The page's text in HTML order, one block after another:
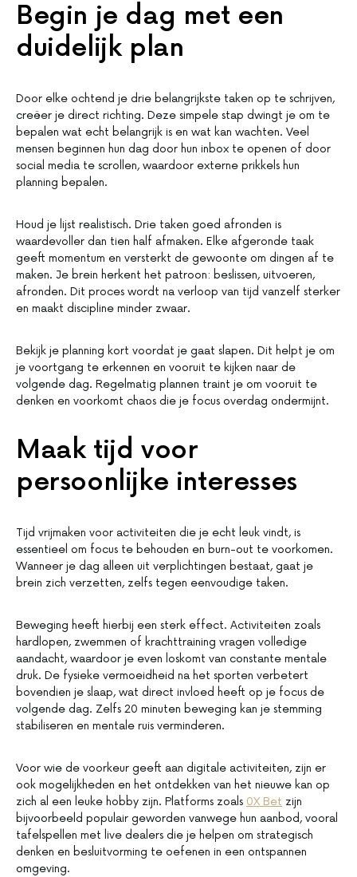
Begin je dag met een
duidelijk plan
Door elke ochtend je drie belangrijkste taken op te schrijven,
creëer je direct richting. Deze simpele stap dwingt je om te
bepalen wat echt belangrijk is en wat kan wachten. Veel
mensen beginnen hun dag door hun inbox te openen of door
social media te scrollen, waardoor externe prikkels hun
planning bepalen.
Houd je lijst realistisch. Drie taken goed afronden is
waardevoller dan tien half afmaken. Elke afgeronde taak
geeft momentum en versterkt de gewoonte om dingen af te
maken. Je brein herkent het patroon: beslissen, uitvoeren,
afronden. Dit proces wordt na verloop van tijd vanzelf sterker
en maakt discipline minder zwaar.
Bekijk je planning kort voordat je gaat slapen. Dit helpt je om
je voortgang te erkennen en vooruit te kijken naar de
volgende dag. Regelmatig plannen traint je om vooruit te
denken en voorkomt chaos die je focus overdag ondermijnt.
Maak tijd voor
persoonlijke interesses
Tijd vrijmaken voor activiteiten die je echt leuk vindt, is
essentieel om focus te behouden en burn-out te voorkomen.
Wanneer je dag alleen uit verplichtingen bestaat, gaat je
brein zich verzetten, zelfs tegen eenvoudige taken.
Beweging heeft hierbij een sterk effect. Activiteiten zoals
hardlopen, zwemmen of krachttraining vragen volledige
aandacht, waardoor je even loskomt van constante mentale
druk. De fysieke vermoeidheid na het sporten verbetert
bovendien je slaap, wat direct invloed heeft op je focus de
volgende dag. Zelfs 20 minuten beweging kan je stemming
stabiliseren en mentale ruis verminderen.
Voor wie de voorkeur geeft aan digitale activiteiten, zijn er
ook mogelijkheden en het ontdekken van het nieuwe kan op
zich al een leuke hobby zijn. Platforms zoals 0X Bet zijn
bijvoorbeeld populair geworden vanwege hun aanbod, vooral
tafelspellen met live dealers die je helpen om strategisch
denken en besluitvorming te oefenen in een ontspannen
omgeving.